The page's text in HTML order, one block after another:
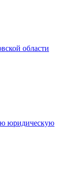
области
юридическую